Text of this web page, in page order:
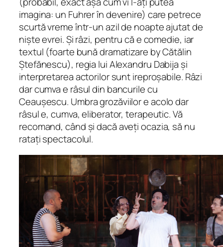
imagina: un Fuhrer în devenire) care petrece
scurtă vreme într-un azil de noapte ajutat de
niște evrei. Și râzi, pentru că e comedie, iar
textul (foarte bună dramatizare by Cătălin
Ștefănescu), regia lui Alexandru Dabija și
interpretarea actorilor sunt ireproșabile. Râzi
dar cumva e râsul din bancurile cu
Ceaușescu. Umbra grozăviilor e acolo dar
râsul e, cumva, eliberator, terapeutic. Vă
recomand, când și dacă aveți ocazia, să nu
ratați spectacolul.